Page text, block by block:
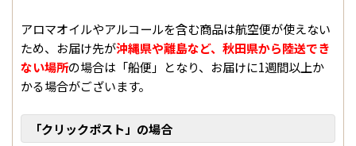
アロマオイルやアルコールを含む商品は航空便が使えない
ため、お届け先が沖縄県や離島など、秋田県から陸送でき
ない場所の場合は「船便」となり、お届けに1週間以上か
かる場合がございます。
「クリックポスト」の場合